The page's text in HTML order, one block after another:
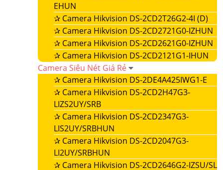
EHUN
✰ Camera Hikvision DS-2CD2T26G2-4I (D)
✰ Camera Hikvision DS-2CD2721G0-IZHUN
✰ Camera Hikvision DS-2CD2621G0-IZHUN
✰ Camera Hikvision DS-2CD2121G1-IHUN
Camera Siêu Nét Giá Rẻ
✰ Camera Hikvision DS-2DE4A425IWG1-E
✰ Camera Hikvision DS-2CD2H47G3-
LIZS2UY/SRB
✰ Camera Hikvision DS-2CD2347G3-
LIS2UY/SRBHUN
✰ Camera Hikvision DS-2CD2047G3-
LI2UY/SRBHUN
✰ Camera Hikvision DS-2CD2646G2-IZSU/SL